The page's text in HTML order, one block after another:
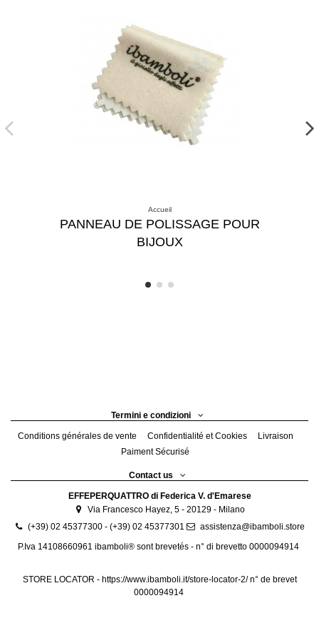
Accueil
PANNEAU DE POLISSAGE POUR
BIJOUX
Termini e condizioni
Conditions générales de vente Confidentialité et Cookies
Livraison
Paiment Sécurisé
Contact us
EFFEPERQUATTRO di Federica V. d'Emarese
Via Francesco Hayez, 5 - 20129 - Milano
(+39) 02 45377300 - (+39) 02 45377301
assistenza@ibamboli.store
P.Iva 14108660961 ibamboli® sont brevetés - n° di brevetto 0000094914
STORE LOCATOR - https://www.ibamboli.it/store-locator-2/n° de brevet
0000094914